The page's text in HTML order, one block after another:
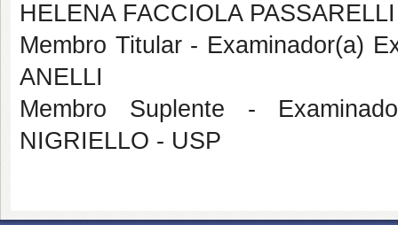
HELENA FACCIOLA PASSARELLI
Membro Titular - Examinador(a)
ANELLI
Membro Suplente -
NIGRIELLO - USP